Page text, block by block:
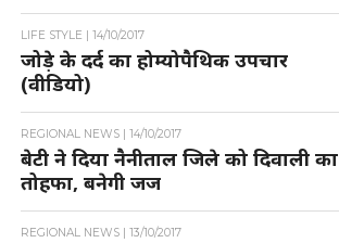
LIFE STYLE | 14/10/2017
जोड़े के दर्द का होम्योपैथिक उपचार
(वीडियो)
REGIONAL NEWS | 14/10/2017
बेटी ने दिया नैनीताल जिले को दिवाली का
तोहफा, बनेगी जज
REGIONAL NEWS | 13/10/2017